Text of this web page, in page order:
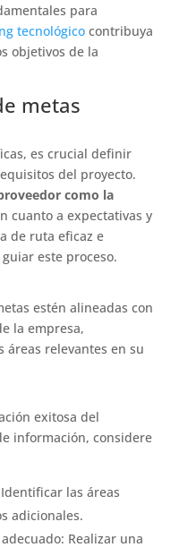
para
tecnológicocontribuya
objetivos de la
metas
es crucial definir
del proyecto.
como la
cuanto a expectativas y
de ruta eficaz e
este proceso.
estén alineadas con
la empresa,
áreas relevantes en su
exitosa del
información, considere
las áreas
adicionales.
Realizar una